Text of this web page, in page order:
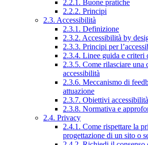
2.2.1. Buone pratiche
2.2.2. Principi
2.3. Accessibilità
2.3.1. Definizione
2.3.2. Accessibilità by
2.3.3. Principi per
2.3.4. Linee guida e criteri
2.3.5. Come rilasciare una
accessibilità
2.3.6. Meccanismo di
attuazione
2.3.7. Obiettivi accessibilità
2.3.8. Normativa e
2.4. Privacy
2.4.1. Come rispettare la
progettazione di un sito o